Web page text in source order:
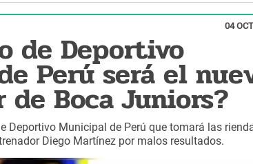
04
de Deportivo
Perú será el
Boca Juniors?
Deportivo Municipal de Perú que tomará las
Diego Martínez por malos resultados.